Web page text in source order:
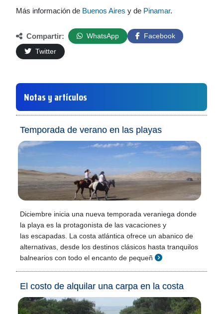
Más información de Buenos Aires y de Pinamar.
Compartir: WhatsApp
Facebook
Twitter
Notas y artículos
Temporada de verano en las playas
Diciembre inicia una nueva temporada veraniega donde
la playa es la protagonista de las vacaciones y
las escapadas. La costa atlántica ofrece un abanico de
alternativas, desde los destinos clásicos hasta tranquilos
balnearios con todo el encanto de pequeñ
El costo de alquilar una carpa en la costa